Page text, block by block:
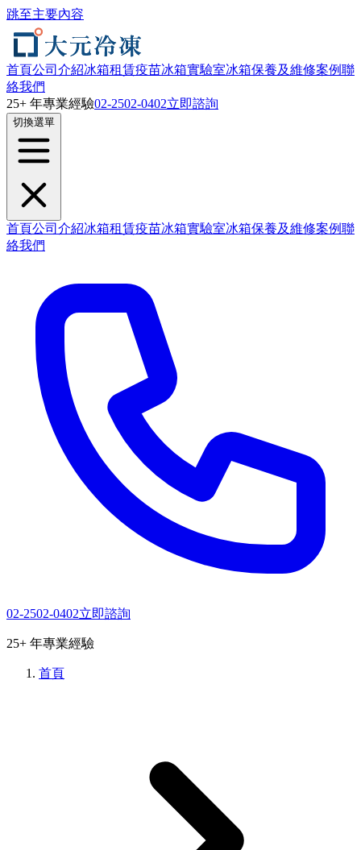
跳至主要內容
首頁公司介紹冰箱租賃疫苗冰箱實驗室冰箱保養及維修案例聯
絡我們
25+ 年專業經驗02-2502-0402立即諮詢
切換選單
首頁公司介紹冰箱租賃疫苗冰箱實驗室冰箱保養及維修案例聯
絡我們
02-2502-0402立即諮詢
25+ 年專業經驗
首頁